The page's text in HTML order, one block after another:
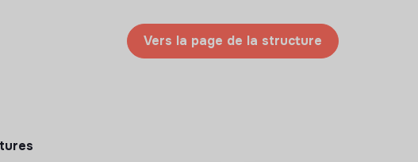
Vers la page de la structure